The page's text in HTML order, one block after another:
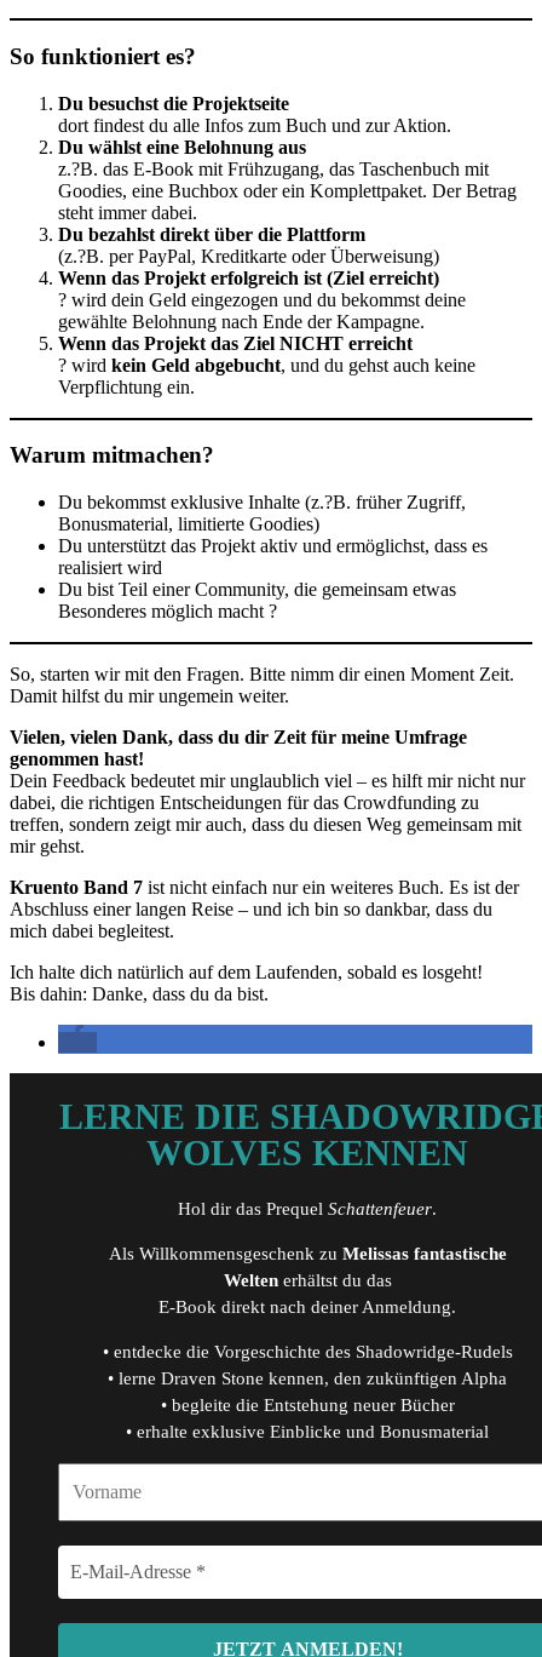
So funktioniert es?
Du besuchst die Projektseite
dort findest du alle Infos zum Buch und zur Aktion.
Du wählst eine Belohnung aus
z.?B. das E-Book mit Frühzugang, das Taschenbuch mit
Goodies, eine Buchbox oder ein Komplettpaket. Der Betrag
steht immer dabei.
Du bezahlst direkt über die Plattform
(z.?B. per PayPal, Kreditkarte oder Überweisung)
Wenn das Projekt erfolgreich ist (Ziel erreicht)
? wird dein Geld eingezogen und du bekommst deine
gewählte Belohnung nach Ende der Kampagne.
Wenn das Projekt das Ziel NICHT erreicht
? wird kein Geld abgebucht, und du gehst auch keine
Verpflichtung ein.
Warum mitmachen?
Du bekommst exklusive Inhalte (z.?B. früher Zugriff,
Bonusmaterial, limitierte Goodies)
Du unterstützt das Projekt aktiv und ermöglichst, dass es
realisiert wird
Du bist Teil einer Community, die gemeinsam etwas
Besonderes möglich macht ?
So, starten wir mit den Fragen. Bitte nimm dir einen Moment Zeit.
Damit hilfst du mir ungemein weiter.
Vielen, vielen Dank, dass du dir Zeit für meine Umfrage
genommen hast!
Dein Feedback bedeutet mir unglaublich viel – es hilft mir nicht nur
dabei, die richtigen Entscheidungen für das Crowdfunding zu
treffen, sondern zeigt mir auch, dass du diesen Weg gemeinsam mit
mir gehst.
Kruento Band 7 ist nicht einfach nur ein weiteres Buch. Es ist der
Abschluss einer langen Reise – und ich bin so dankbar, dass du
mich dabei begleitest.
Ich halte dich natürlich auf dem Laufenden, sobald es losgeht!
Bis dahin: Danke, dass du da bist.
LERNE DIE
WOLVES KENNEN
Hol dir das Prequel Schattenfeuer.
Als Willkommensgeschenk zu Melissas fantastische
Weltenerhältst du das
E-Book direkt nach deiner Anmeldung.
• entdecke die Vorgeschichte des Shadowridge-Rudels
• lerne Draven Stone kennen, den zukünftigen Alpha
• begleite die Entstehung neuer Bücher
• erhalte exklusive Einblicke und Bonusmaterial